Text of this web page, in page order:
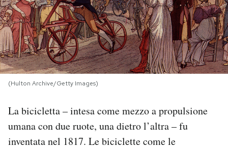
PODCAST
NEWSLETTER
I MIEI PREFERITI
SHOP
CALENDARIO
(Hulton Archive/Getty Images)
La bicicletta – intesa come mezzo a propulsione
umana con due ruote, una dietro l’altra – fu
inventata nel 1817. Le biciclette come le